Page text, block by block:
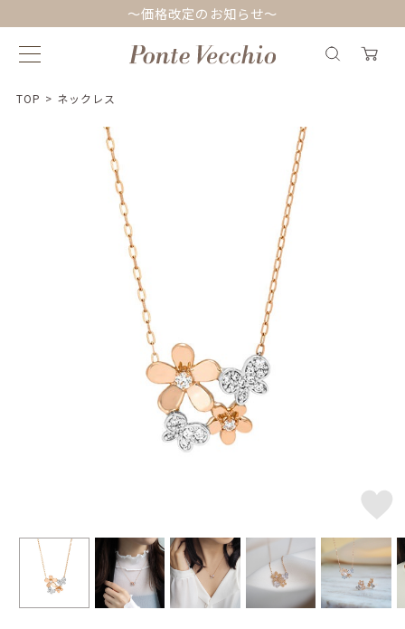
～価格改定のお知らせ～
TOP > ネックレス